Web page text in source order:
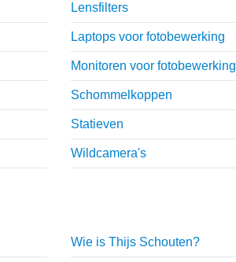
Lensfilters
Laptops voor fotobewerking
Monitoren voor fotobewerking
Schommelkoppen
Statieven
Wildcamera's
Wie is Thijs Schouten?